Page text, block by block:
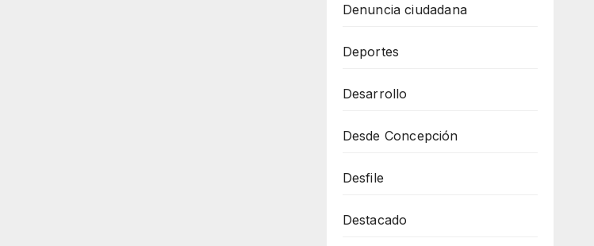
Denuncia ciudadana
Deportes
Desarrollo
Desde Concepción
Desfile
Destacado